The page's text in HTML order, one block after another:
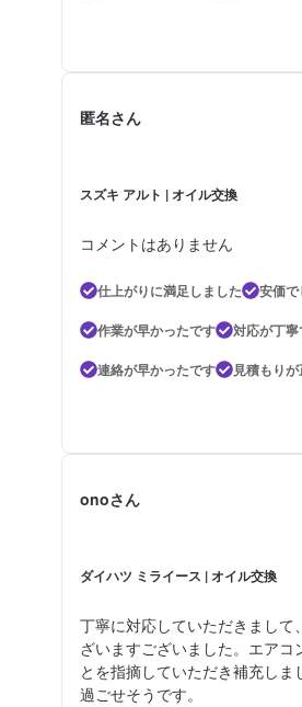
匿名さん
スズキ アルト | オイル交換
コメントはありません
仕上がりに満足しました
安価で
作業が早かったです
対応が丁寧
連絡が早かったです
見積もり
onoさん
ダイハツ ミライース | オイル交換
丁寧に対応していただきまして
ざいますございました。エアコ
とを指摘していただき補充しま
過ごせそうです。